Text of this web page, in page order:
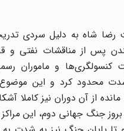
رضا شاه به دلیل سردی
کنسولگری‌ها و ماموران
محدود کرد و این موضوع
از آن دوران نیز کاملا آشکار
جنگ جهانی دوم، این مراکز